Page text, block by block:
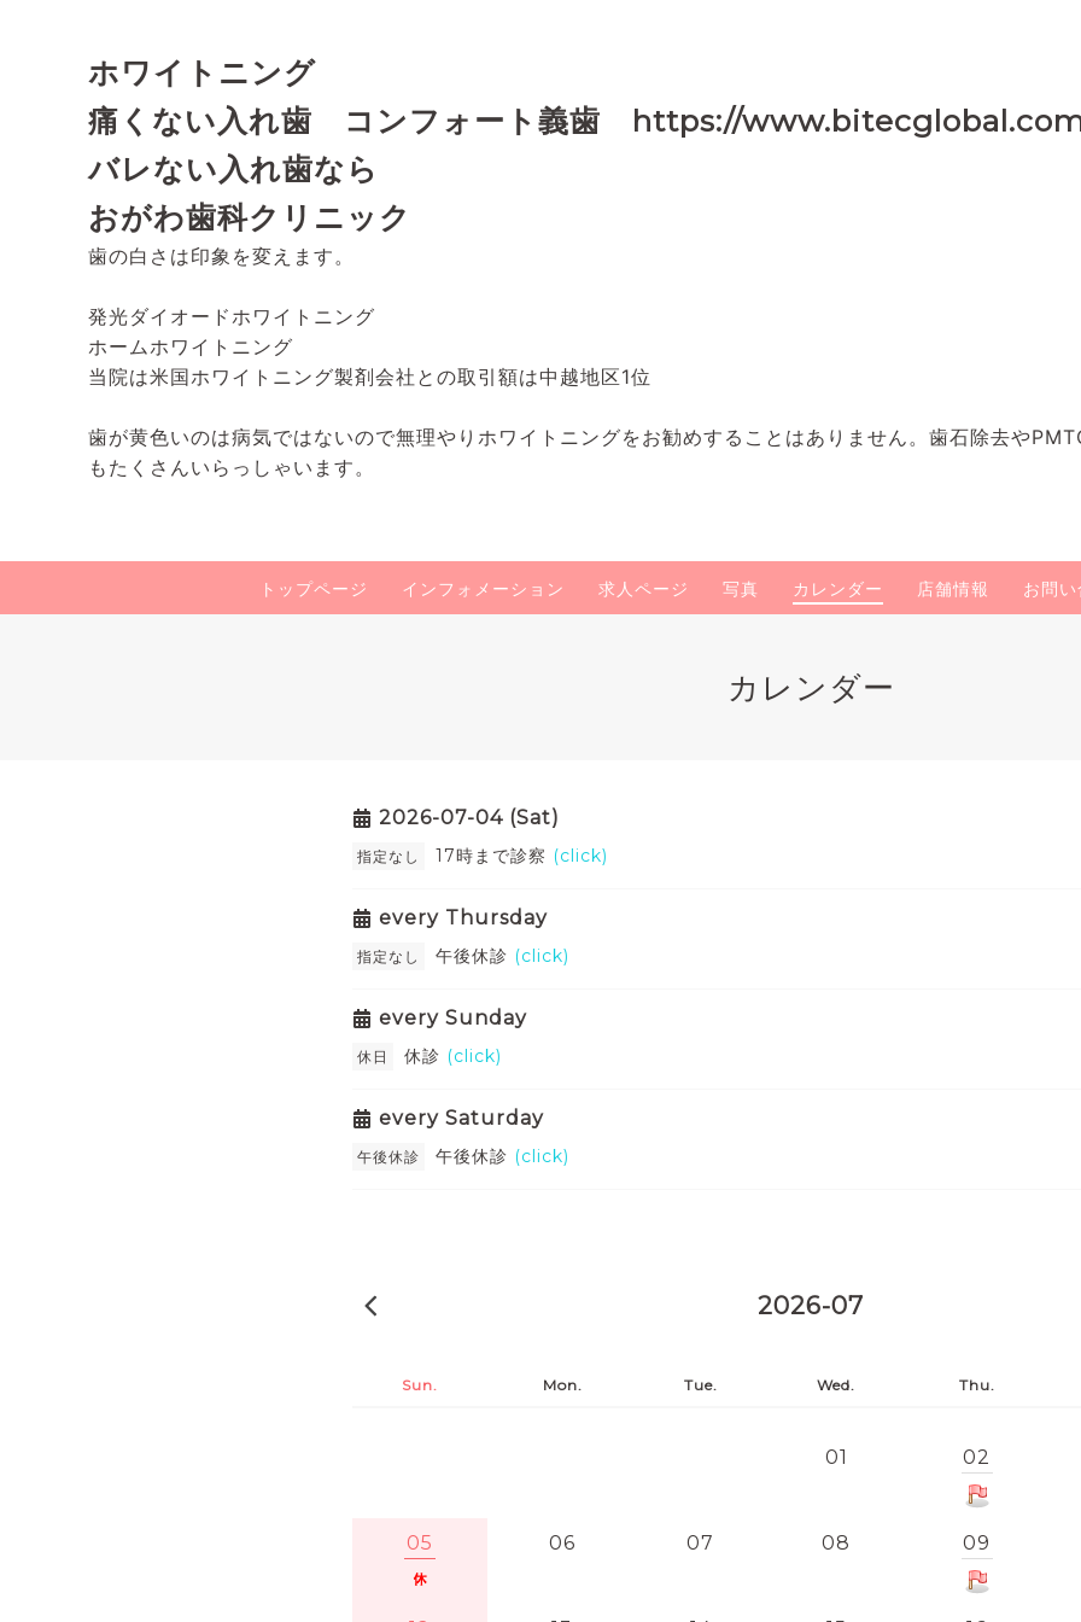
ホワイトニング
痛くない入れ歯 コンフォート義歯 https://
バレない入れ歯なら
おがわ歯科クリニック
歯の白さは印象を変えます。
発光ダイオードホワイトニング
ホームホワイトニング
当院は米国ホワイトニング製剤会社との取引額は中越地区1位
歯が黄色いのは病気ではないので無理やりホワイトニングをお勧めすることはありません。歯石除去や
もたくさんいらっしゃいます。
トップページ インフォメーション 求人ページ 写真 カレンダー 店舗情報 お問い
カレンダー
2026-07-04 (Sat)
指定なし 17時まで診察 (click)
every Thursday
指定なし 午後休診 (click)
every Sunday
休日 休診 (click)
every Saturday
午後休診 午後休診 (click)
2026-07
Sun. Mon. Tue. Wed. Thu.
01 02
05 06 07 08 09